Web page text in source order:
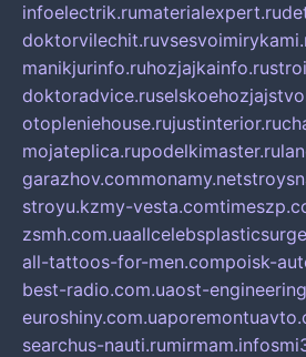
infoelectrik.rumaterialexpert.ru
doktorvilechit.ru
manikjurinfo.ruhozjajkainfo.ru
doktoradvice.ru
otopleniehouse.rujustinterior.ru
mojateplica.rupodelkimaster.ru
garazhov.commonamy.net
stroyu.kzmy-vesta.com
zsmh.com.ua
all-tattoos-for-men.compoisk-
best-radio.com.uaost-
euroshiny.com.ua
searchus-nauti.rumirmam.info